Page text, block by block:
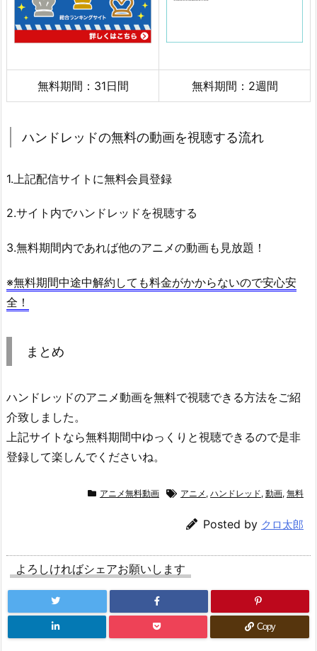
無料期間：31日間 無料期間：2週間
ハンドレッドの無料の動画を視聴する流れ
1.上記配信サイトに無料会員登録
2.サイト内でハンドレッドを視聴する
3.無料期間内であれば他のアニメの動画も見放題！
※無料期間中途中解約しても料金がかからないので安心安
全！
まとめ
ハンドレッドのアニメ動画を無料で視聴できる方法をご紹
介致しました。
上記サイトなら無料期間中ゆっくりと視聴できるので是非
登録して楽しんでくださいね。
アニメ無料動画 アニメ , ハンドレッド, 動画, 無料
Posted by クロ太郎
よろしければシェアお願いします
Copy